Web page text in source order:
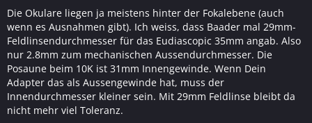
Die Okulare liegen ja meistens hinter der Fokalebene (auch
wenn es Ausnahmen gibt). Ich weiss, dass Baader mal 29mm-
Feldlinsendurchmesser für das Eudiascopic 35mm angab. Also
nur 2.8mm zum mechanischen Aussendurchmesser. Die
Posaune beim 10K ist 31mm Innengewinde. Wenn Dein
Adapter das als Aussengewinde hat, muss der
Innendurchmesser kleiner sein. Mit 29mm Feldlinse bleibt da
nicht mehr viel Toleranz.